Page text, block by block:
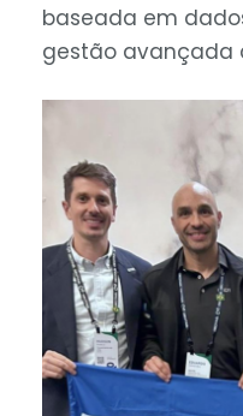
baseada em
gestão avançada